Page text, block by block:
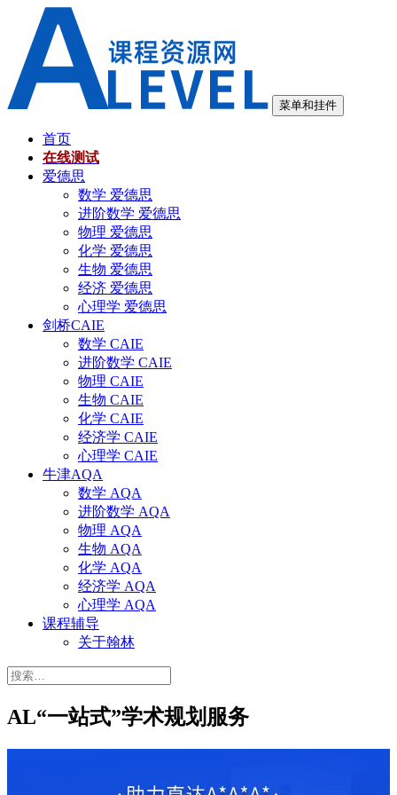
菜单和挂件
首页
在线测试
爱德思
数学 爱德思
进阶数学 爱德思
物理 爱德思
化学 爱德思
生物 爱德思
经济 爱德思
心理学 爱德思
剑桥CAIE
数学 CAIE
进阶数学 CAIE
物理 CAIE
生物 CAIE
化学 CAIE
经济学 CAIE
心理学 CAIE
牛津AQA
数学 AQA
进阶数学 AQA
物理 AQA
生物 AQA
化学 AQA
经济学 AQA
心理学 AQA
课程辅导
关于翰林
搜
AL“一站式”学术规划服务